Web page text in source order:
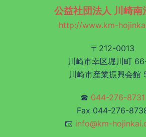
公益社団法人 川崎南
http://www.km-
〒212-0013
川崎市幸区堀川町
川崎市産業振興会館
☎ 044-276-8731
Fax 044-276-
📧 info@km-